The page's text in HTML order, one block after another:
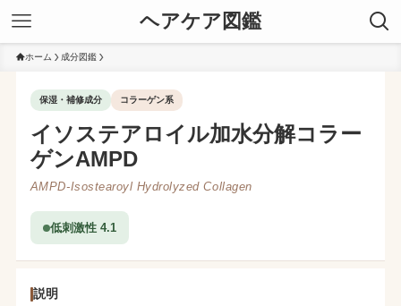
ヘアケア図鑑
ホーム 成分図鑑
保湿・補修成分 コラーゲン系
イソステアロイル加水分解コラー
ゲンAMPD
AMPD-Isostearoyl Hydrolyzed Collagen
低刺激性 4.1
説明